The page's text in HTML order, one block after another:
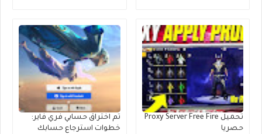
تحميل Proxy Server Free Fire
حصريا
تم اختراق حسابي فري فاير:
خطوات استرجاع حسابك